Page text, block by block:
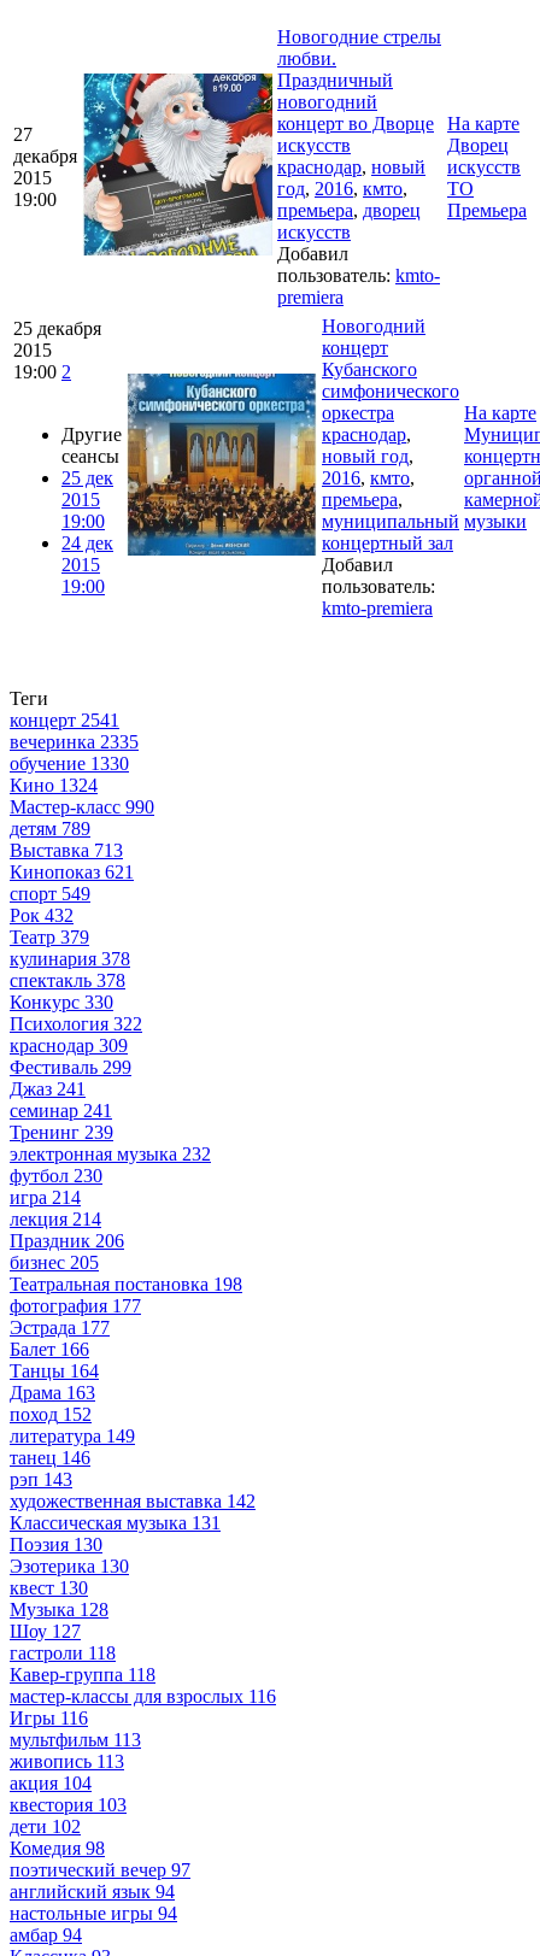
27
декабря
2015
19:00
Новогодние стрелы
любви.
Праздничный
новогодний
концерт во Дворце
искусств
краснодар, новый
год, 2016, кмто,
премьера, дворец
искусств
Добавил
пользователь: kmto-
premiera
На карте
Дворец
искусств
ТО
Премьера
25 декабря
2015
19:00 2
Другие
сеансы
25 дек
2015
19:00
24 дек
2015
19:00
Новогодний
концерт
Кубанского
симфонического
оркестра
краснодар,
новый год,
2016, кмто,
премьера,
муниципальный
концертный зал
Добавил
пользователь:
kmto-premiera
На карте
музыки
Теги
концерт 2541
вечеринка 2335
обучение 1330
Кино 1324
Мастер-класс 990
детям 789
Выставка 713
Кинопоказ 621
спорт 549
Рок 432
Театр 379
кулинария 378
спектакль 378
Конкурс 330
Психология 322
краснодар 309
Фестиваль 299
Джаз 241
семинар 241
Тренинг 239
электронная музыка 232
футбол 230
игра 214
лекция 214
Праздник 206
бизнес 205
Театральная постановка 198
фотография 177
Эстрада 177
Балет 166
Танцы 164
Драма 163
поход 152
литература 149
танец 146
рэп 143
художественная выставка 142
Классическая музыка 131
Поэзия 130
Эзотерика 130
квест 130
Музыка 128
Шоу 127
гастроли 118
Кавер-группа 118
мастер-классы для взрослых 116
Игры 116
мультфильм 113
живопись 113
акция 104
квестория 103
дети 102
Комедия 98
поэтический вечер 97
английский язык 94
настольные игры 94
амбар 94